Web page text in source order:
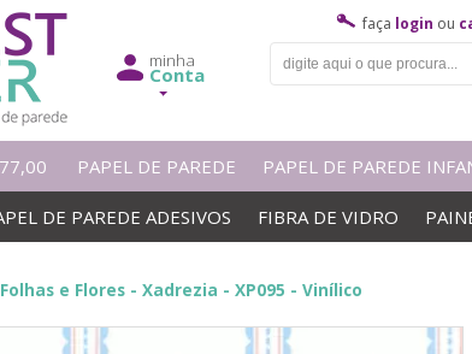
minha
Conta
faça login ou
PAPEL DE PAREDE PAPEL DE PAREDE
DE PAREDE ADESIVOS FIBRA DE VIDRO
e Flores - Xadrezia - XP095 - Vinílico